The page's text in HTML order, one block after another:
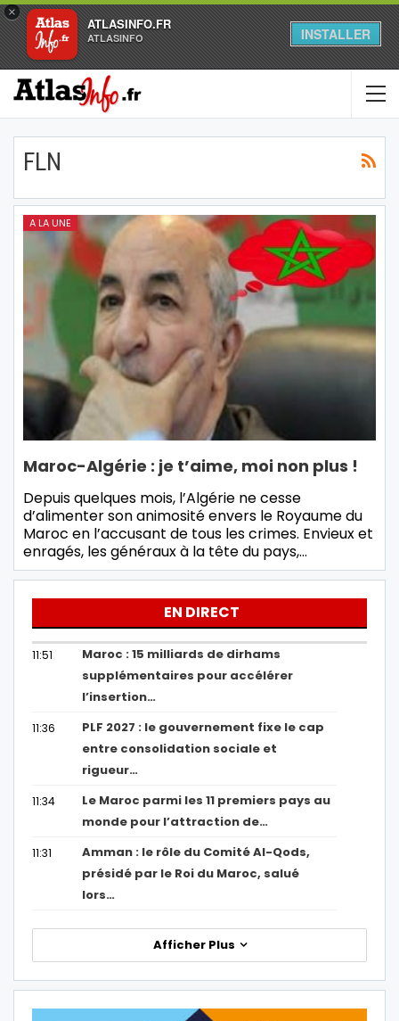
×
ATLASINFO.FR
ATLASINFO INSTALLER
FLN
A LA UNE
Maroc-Algérie : je t’aime, moi non plus !
Depuis quelques mois, l’Algérie ne cesse
d’alimenter son animosité envers le Royaume du
Maroc en l’accusant de tous les crimes. Envieux et
enragés, les généraux à la tête du pays,…
EN DIRECT
11:51
Maroc : 15 milliards de dirhams
supplémentaires pour accélérer
l’insertion…
11:36
PLF 2027 : le gouvernement fixe le cap
entre consolidation sociale et
rigueur…
11:34
Le Maroc parmi les 11 premiers pays au
monde pour l’attraction de…
11:31
Amman : le rôle du Comité Al-Qods,
présidé par le Roi du Maroc, salué
lors…
Afficher Plus